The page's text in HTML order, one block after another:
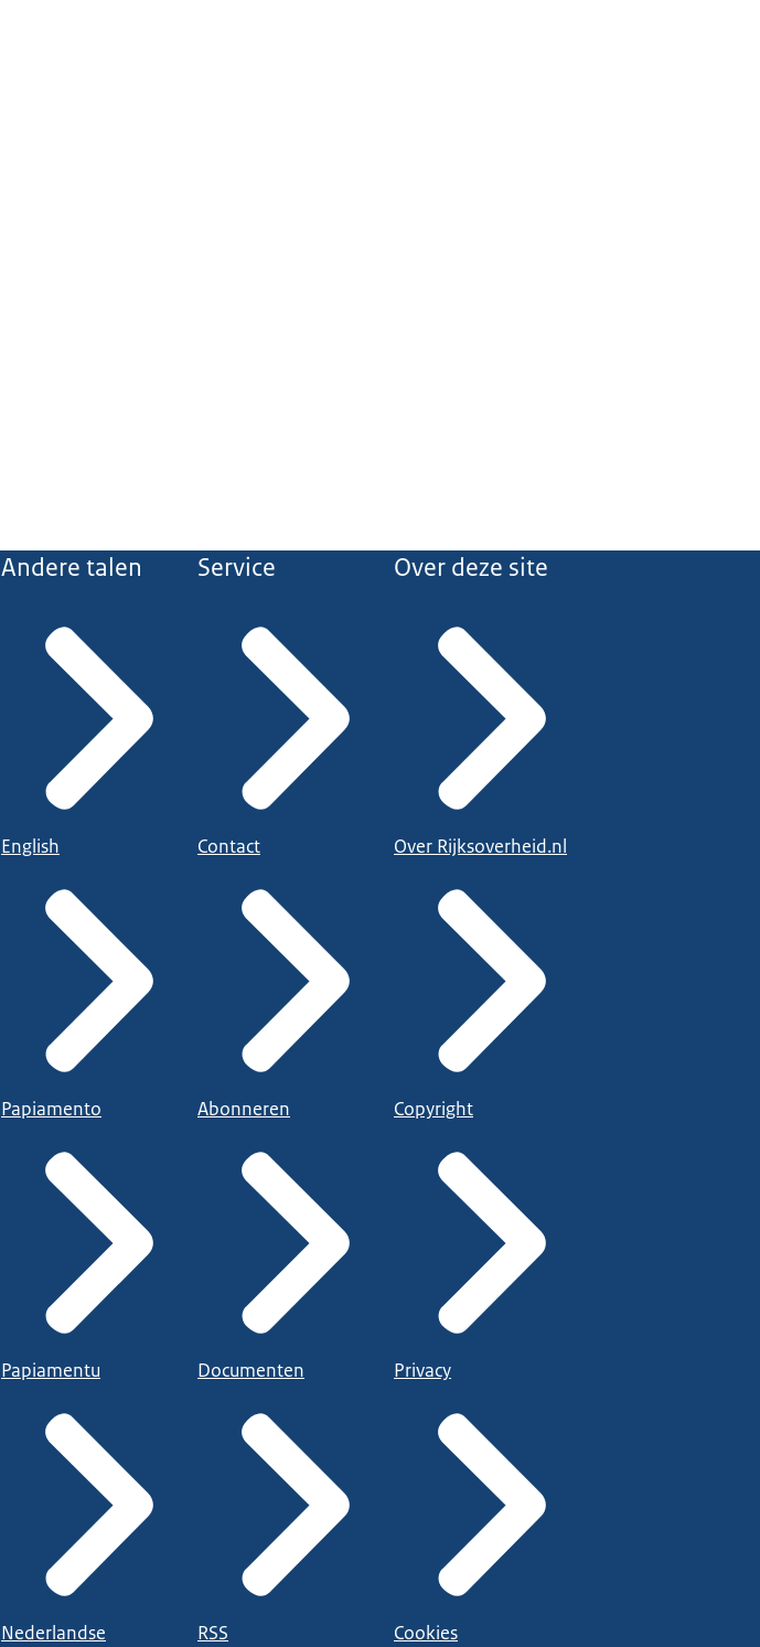
Andere talen
English
Papiamento
Papiamentu
Nederlandse
Service
Contact
Abonneren
Documenten
RSS
Over deze site
Over Rijksoverheid.nl
Copyright
Privacy
Cookies